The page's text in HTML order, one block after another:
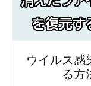
ウイルス感
る方